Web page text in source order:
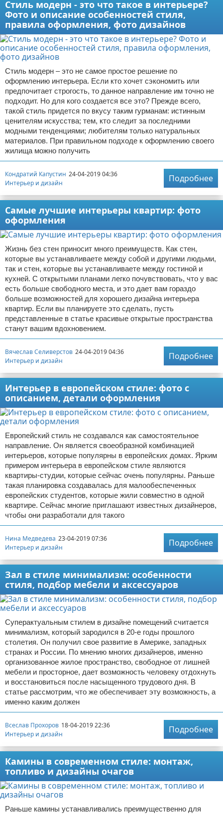
Стиль модерн - это что такое в интерьере?
Фото и описание особенностей стиля,
правила оформления, фото дизайнов
Стиль модерн – это не самое простое решение по
оформлению интерьера. Если кто хочет сэкономить или
предпочитает строгость, то данное направление им точно не
подходит. Но для кого создается все это? Прежде всего,
такой стиль придется по вкусу таким гурманам: истинным
ценителям искусства; тем, кто следит за последними
модными тенденциями; любителям только натуральных
материалов. При правильном подходе к оформлению своего
жилища можно получить
Кондратий Капустин 24-04-2019 04:36
Интерьер и дизайн
Подробнее
Самые лучшие интерьеры квартир: фото
оформления
Жизнь без стен приносит много преимуществ. Как стен,
которые вы устанавливаете между собой и другими людьми,
так и стен, которые вы устанавливаете между гостиной и
кухней. С открытыми планами легко почувствовать, что у вас
есть больше свободного места, и это дает вам гораздо
больше возможностей для хорошего дизайна интерьера
квартир. Если вы планируете это сделать, пусть
представленные в статье красивые открытые пространства
станут вашим вдохновением.
Вячеслав Селиверстов 24-04-2019 04:36
Интерьер и дизайн
Подробнее
Интерьер в европейском стиле: фото с
описанием, детали оформления
Европейский стиль не создавался как самостоятельное
направление. Он является своеобразной комбинацией
интерьеров, которые популярны в европейских домах. Ярким
примером интерьера в европейском стиле являются
квартиры-студии, которые сейчас очень популярны. Раньше
такая планировка создавалась для малообеспеченных
европейских студентов, которые жили совместно в одной
квартире. Сейчас многие приглашают известных дизайнеров,
чтобы они разработали для такого
Нина Медведева 23-04-2019 07:36
Интерьер и дизайн
Подробнее
Зал в стиле минимализм: особенности
стиля, подбор мебели и аксессуаров
Суперактуальным стилем в дизайне помещений считается
минимализм, который зародился в 20-е годы прошлого
столетия. Он получил свое развитие в Америке, западных
странах и России. По мнению многих дизайнеров, именно
организованное жилое пространство, свободное от лишней
мебели и просторное, дает возможность человеку отдохнуть
и восстановиться после насыщенного трудового дня. В
статье рассмотрим, что же обеспечивает эту возможность, а
именно каким должен
Всеслав Прохоров 18-04-2019 22:36
Интерьер и дизайн
Подробнее
Камины в современном стиле: монтаж,
топливо и дизайны очагов
Раньше камины устанавливались преимущественно для